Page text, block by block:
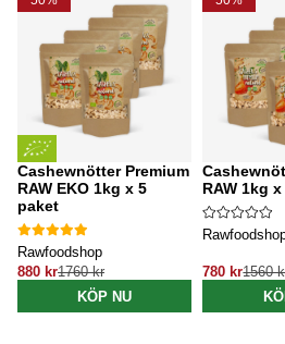
Cashewnötter Premium
RAW EKO 1kg x 5
paket
Rawfoodshop
880 kr1760 kr
KÖP NU
RAW 1kg
780 kr1560